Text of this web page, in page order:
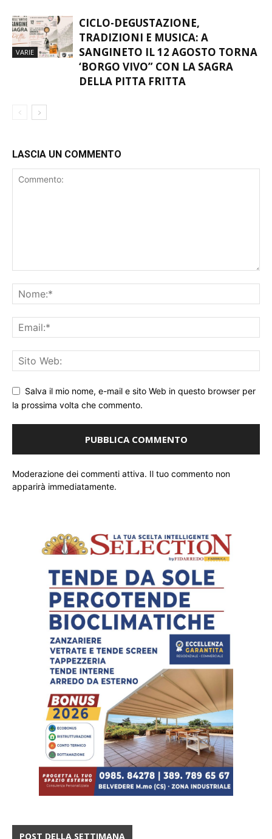
VARIE
CICLO-DEGUSTAZIONE,
TRADIZIONI E MUSICA: A
SANGINETO IL 12 AGOSTO TORNA
‘BORGO VIVO” CON LA SAGRA
DELLA PITTA FRITTA
LASCIA UN COMMENTO
Salva il mio nome, e-mail e sito Web in questo browser per
la prossima volta che commento.
Moderazione dei commenti attiva. Il tuo commento non
apparirà immediatamente.
POST DELLA SETTIMANA